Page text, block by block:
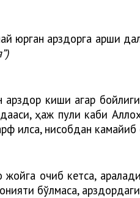
юрган қарздорга қарши
киши агар
ҳаж пули каби
қилса, нисобдан
жойга қочиб кетса,
бўлмаса,